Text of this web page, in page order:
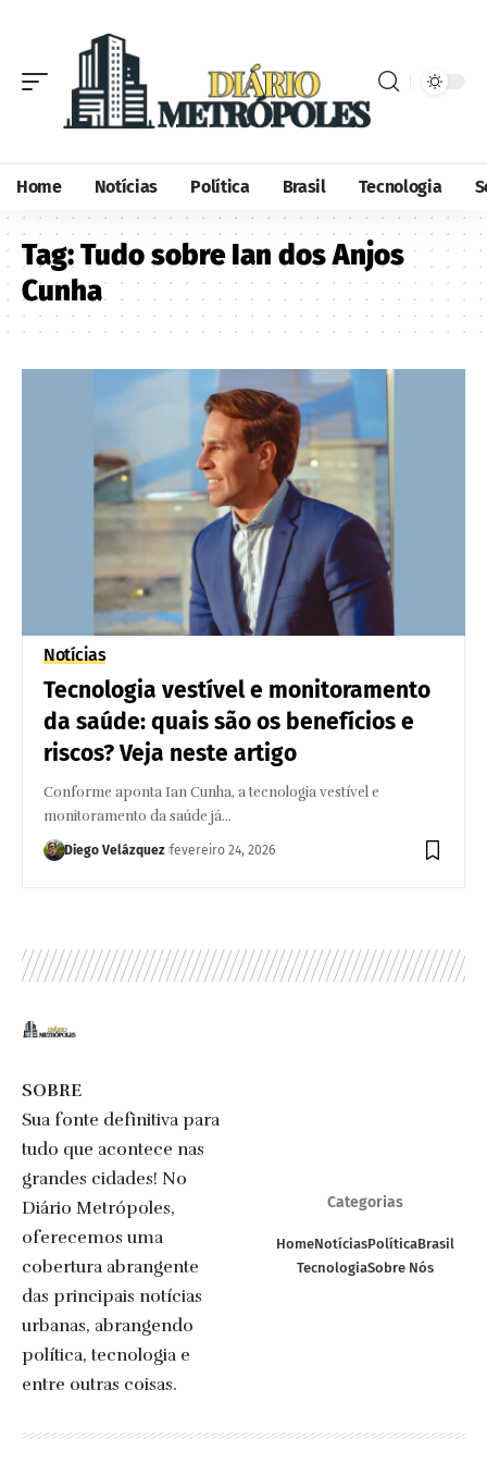
Home Notícias Política Brasil Tecnologia
Tag:Tudo sobre Ian dos Anjos
Cunha
Notícias
Tecnologia vestível e monitoramento
da saúde: quais são os benefícios e
riscos? Veja neste artigo
Conforme aponta Ian Cunha, a tecnologia vestível e
monitoramento da saúde já…
Diego Velázquez fevereiro 24, 2026
SOBRE
Sua fonte definitiva para
tudo que acontece nas
grandes cidades! No
Diário Metrópoles,
oferecemos uma
cobertura abrangente
das principais notícias
urbanas, abrangendo
política, tecnologia e
entre outras coisas.
Categorias
HomeNotíciasPolíticaBrasil
TecnologiaSobre Nós